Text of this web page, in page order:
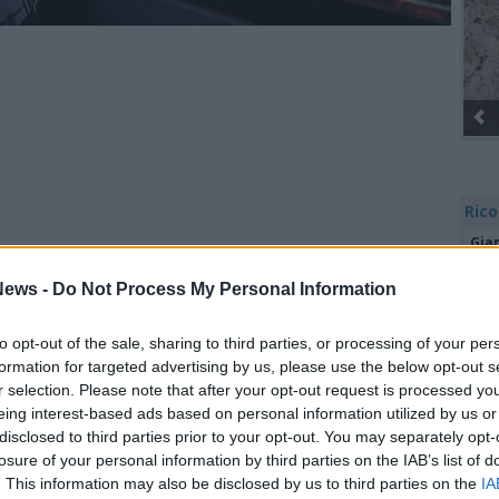
- Do Not Process My Personal Information
opt-out of the sale, sharing to third parties, or processing of your
for targeted advertising by us, please use the below opt-out
selection. Please note that after your opt-out request is processed
interest-based ads based on personal information utilized by us
to third parties prior to your opt-out. You may separately
of your personal information by third parties on the IAB’s list of
This information may also be disclosed by us to third parties on the
che riguarda una donna rimasta
in stato vegetativo senza che nessuno
di sentenze che lasciano a bocca
Tutti gli eventi
Gli